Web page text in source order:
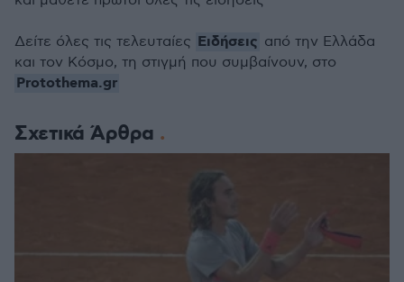
Σχετικά Άρθρα
Δείτε όλες τις τελευταίες Ειδήσεις από την Ελλάδα
και τον Κόσμο, τη στιγμή που συμβαίνουν, στο
Protothema.gr